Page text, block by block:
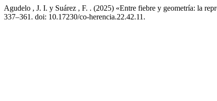
Agudelo , J. I. y Suárez , F. . (2025) «Entre fiebre y geometría: la
337–361. doi: 10.17230/co-herencia.22.42.11.